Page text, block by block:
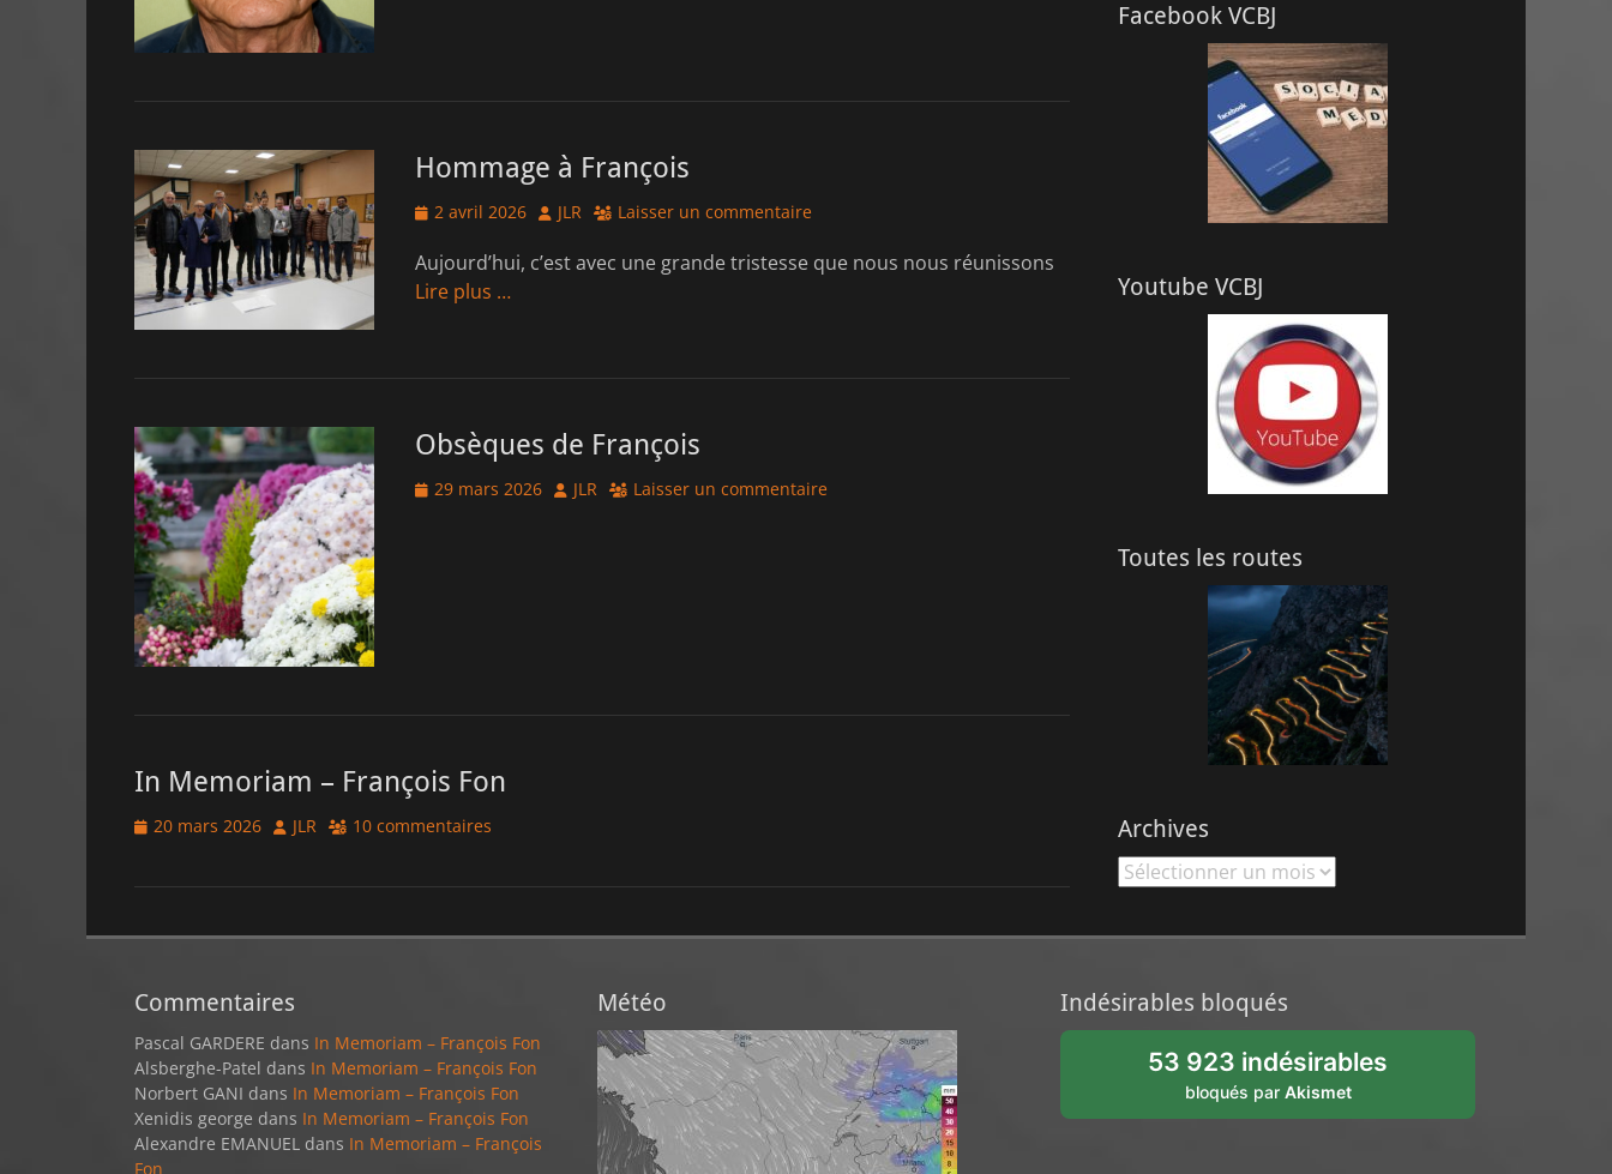
Hommage à François
Posted
2 avril 2026 Author
JLR Laisser un commentaire
Aujourd’hui, c’est avec une grande tristesse que nous nous réunissons
Lire plus …
Obsèques de François
Posted
29 mars 2026 Author
JLR Laisser un commentaire
In Memoriam – François Fon
Posted
20 mars 2026 Author
JLR 10 commentaires
Facebook VCBJ
Youtube VCBJ
Toutes les routes
Archives
Archives
Commentaires
Pascal GARDERE dans In Memoriam – François Fon
Alsberghe-Patel dans In Memoriam – François Fon
Norbert GANI dans In Memoriam – François Fon
Xenidis george dans In Memoriam – François Fon
Alexandre EMANUEL dans In Memoriam – François
Fon
Météo Indésirables bloqués
53 923 indésirables
bloqués par Akismet